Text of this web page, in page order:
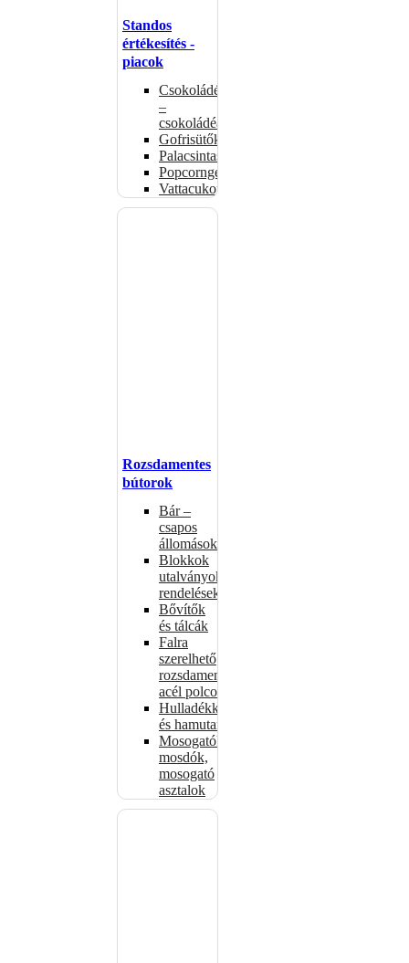
Standos
értékesítés -
piacok
Csokoládémelegítők
–
csokoládéadagolók
Gofrisütők
Palacsintasütők
Popcorngépek
Vattacukorgép
Rozsdamentes
bútorok
Bár –
csapos
állomások
Blokkok
utalványokhoz,
rendelésekhez
Bővítők
és tálcák
Falra
szerelhető
rozsdamentes
acél polcok
Hulladékkosarak
és hamutartók
Mosogatók,
mosdók,
mosogató
asztalok